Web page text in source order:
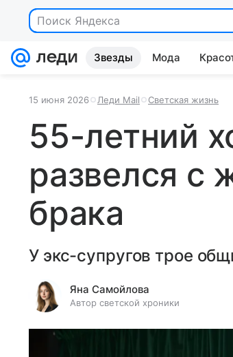
Поиск Яндекса
Звезды Мода
15 июня 2026 Леди Mail Светская жизнь
55-летний
развелся с
брака
У экс-супругов трое
Яна Самойлова
Автор светской хроники